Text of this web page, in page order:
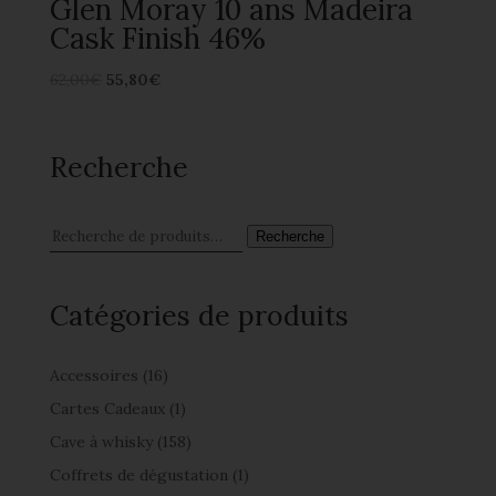
Glen Moray 10 ans Madeira
Cask Finish 46%
55,80€
Recherche
Recherche
Catégories de produits
Accessoires (16)
Cartes Cadeaux (1)
Cave à whisky (158)
Coffrets de dégustation (1)